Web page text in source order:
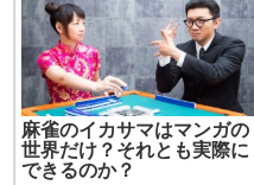
麻雀のイカサマはマンガの
世界だけ？それとも実際に
できるのか？